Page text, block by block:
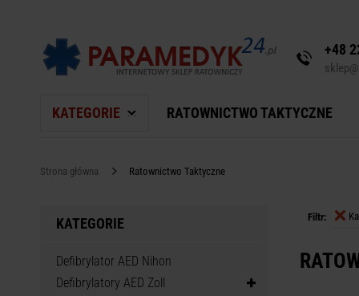
+48
KATEGORIE RATOWNICTWO TAKTYCZNE
Strona główna Ratownictwo Taktyczne
KATEGORIE
Defibrylator AED Nihon
Defibrylatory AED Zoll
Filtr: